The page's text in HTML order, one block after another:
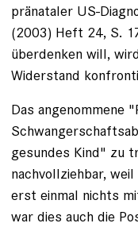
pränataler US-
(2003) Heft 24, S.
überdenken will,
Widerstand
Das angenommene
gesundes Kind" zu
nachvollziehbar,
erst einmal nichts
war dies auch die